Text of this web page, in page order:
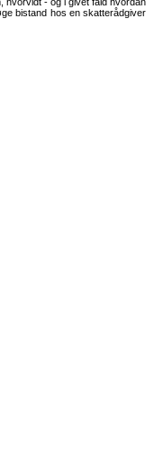
bistand hos en skatterådgiver